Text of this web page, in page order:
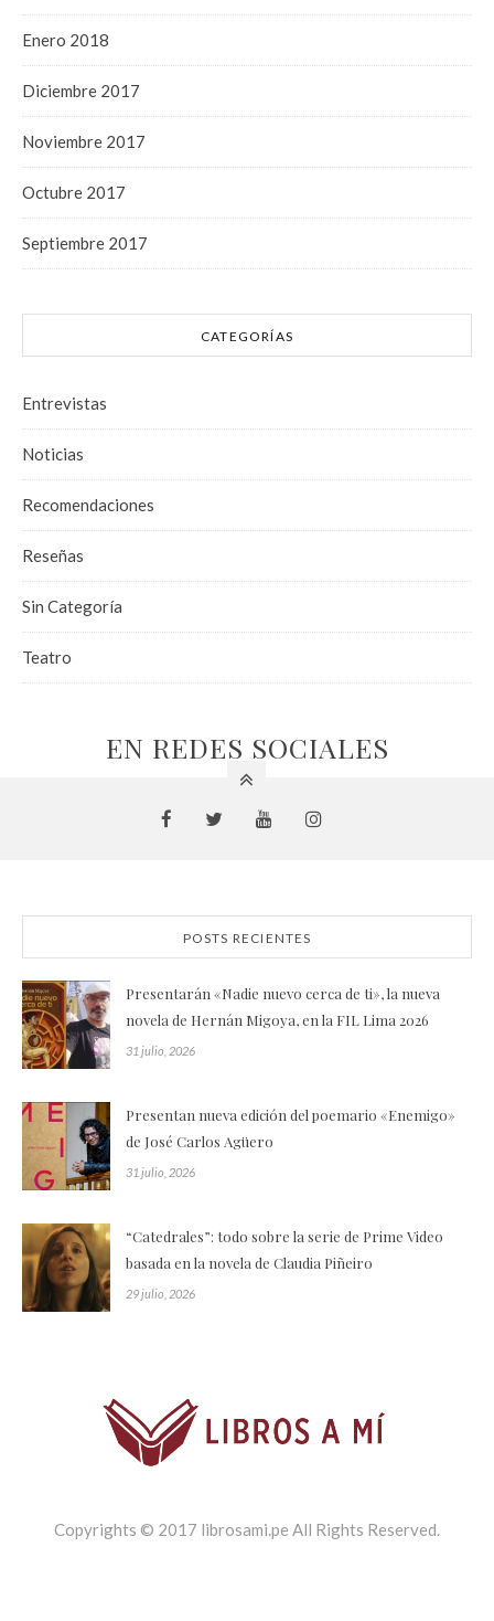
Enero 2018
Diciembre 2017
Noviembre 2017
Octubre 2017
Septiembre 2017
CATEGORÍAS
Entrevistas
Noticias
Recomendaciones
Reseñas
Sin Categoría
Teatro
EN REDES SOCIALES
POSTS RECIENTES
Presentarán «Nadie nuevo cerca de ti», la nueva
novela de Hernán Migoya, en la FIL Lima 2026
31 julio, 2026
Presentan nueva edición del poemario «Enemigo»
de José Carlos Agüero
31 julio, 2026
“Catedrales”: todo sobre la serie de Prime Video
basada en la novela de Claudia Piñeiro
29 julio, 2026
Copyrights © 2017 librosami.pe All Rights Reserved.